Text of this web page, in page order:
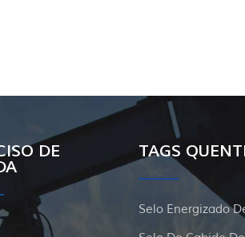
DE TAGS
Selo Energizado